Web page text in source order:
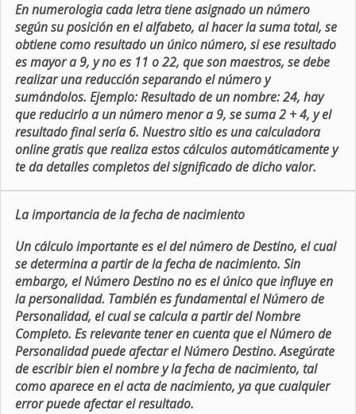
En numerologia cada letra tiene asignado un número
según su posición en el alfabeto, al hacer la suma total, se
obtiene como resultado un único número, si ese resultado
es mayor a 9, y no es 11 o 22, que son maestros, se debe
realizar una reducción separando el número y
sumándolos. Ejemplo: Resultado de un nombre: 24, hay
que reducirlo a un número menor a 9, se suma 2 + 4, y el
resultado final sería 6. Nuestro sitio es una calculadora
online gratis que realiza estos cálculos automáticamente y
te da detalles completos del significado de dicho valor.
La importancia de la fecha de nacimiento
Un cálculo importante es el del número de Destino, el cual
se determina a partir de la fecha de nacimiento. Sin
embargo, el Número Destino no es el único que influye en
la personalidad. También es fundamental el Número de
Personalidad, el cual se calcula a partir del Nombre
Completo. Es relevante tener en cuenta que el Número de
Personalidad puede afectar el Número Destino. Asegúrate
de escribir bien el nombre y la fecha de nacimiento, tal
como aparece en el acta de nacimiento, ya que cualquier
error puede afectar el resultado.